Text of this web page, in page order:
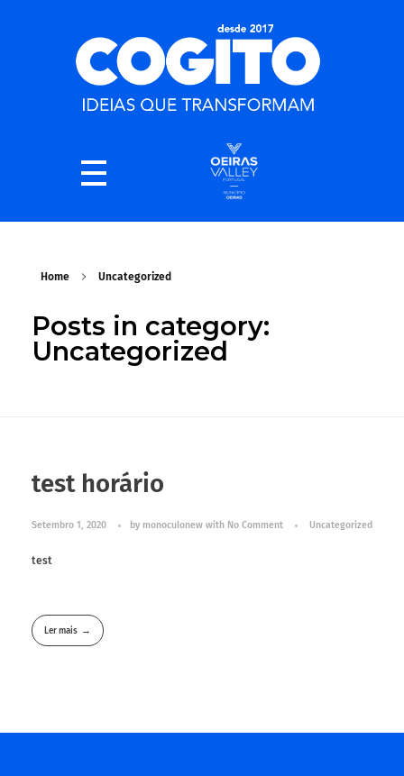
Home Uncategorized
Posts in category:
Uncategorized
test horário
Setembro 1, 2020 by monoculonew with No Comment Uncategorized
test
Ler mais